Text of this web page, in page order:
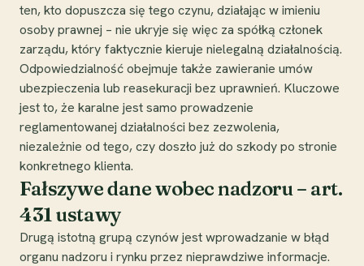
ten, kto dopuszcza się tego czynu, działając w imieniu
osoby prawnej – nie ukryje się więc za spółką członek
zarządu, który faktycznie kieruje nielegalną działalnością.
Odpowiedzialność obejmuje także zawieranie umów
ubezpieczenia lub reasekuracji bez uprawnień. Kluczowe
jest to, że karalne jest samo prowadzenie
reglamentowanej działalności bez zezwolenia,
niezależnie od tego, czy doszło już do szkody po stronie
konkretnego klienta.
Fałszywe dane wobec nadzoru – art.
431 ustawy
Drugą istotną grupą czynów jest wprowadzanie w błąd
organu nadzoru i rynku przez nieprawdziwe informacje.